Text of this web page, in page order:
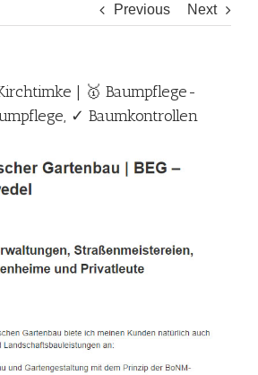
Previous Next
| 🥇 Baumpflege-
✓ Baumkontrollen